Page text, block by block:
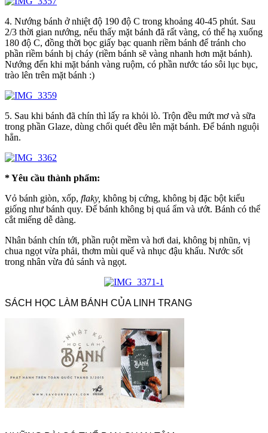
4. Nướng bánh ở nhiệt độ 190 độ C trong khoảng 40-45 phút. Sau
2/3 thời gian nướng, nếu thấy mặt bánh đã rất vàng, có thể hạ xuống
180 độ C, đồng thời bọc giấy bạc quanh riềm bánh để tránh cho
phần riềm bánh bị cháy (riềm bánh sẽ vàng nhanh hơn mặt bánh).
Nướng đến khi mặt bánh vàng ruộm, có phần nước táo sôi lục bục,
trào lên trên mặt bánh :)
5. Sau khi bánh đã chín thì lấy ra khỏi lò. Trộn đều mứt mơ và sữa
trong phần Glaze, dùng chổi quét đều lên mặt bánh. Để bánh nguội
hẳn.
* Yêu cầu thành phẩm:
Vỏ bánh giòn, xốp, flaky, không bị cứng, không bị đặc bột kiểu
giống như bánh quy. Đế bánh không bị quá ẩm và ướt. Bánh có thể
cắt miếng dễ dàng.
Nhân bánh chín tới, phần ruột mềm và hơi dai, không bị nhũn, vị
chua ngọt vừa phải, thơm mùi quế và nhục đậu khấu. Nước sốt
trong nhân vừa đủ sánh và ngọt.
SÁCH HỌC LÀM BÁNH CỦA LINH TRANG